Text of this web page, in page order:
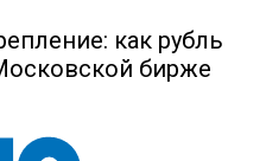
как рубль
бирже